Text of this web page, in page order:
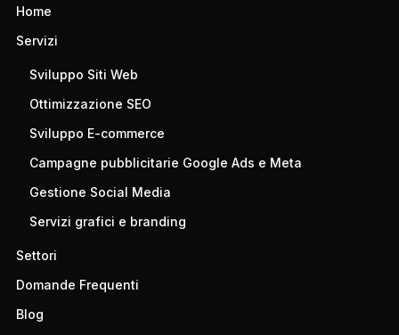
Home
Servizi
Sviluppo Siti Web
Ottimizzazione SEO
Sviluppo E-commerce
Campagne pubblicitarie Google Ads e Meta
Gestione Social Media
Servizi grafici e branding
Settori
Domande Frequenti
Blog